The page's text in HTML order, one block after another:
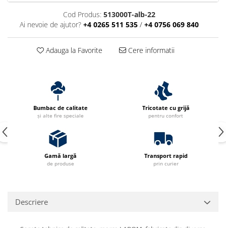
Cod Produs: 513000T-alb-22
Ai nevoie de ajutor? +4 0265 511 535 / +4 0756 069 840
Adauga la Favorite Cere informatii
Bumbac de calitate
și alte fire speciale
Tricotate cu grijă
pentru confort
Gamă largă
de produse
Transport rapid
prin curier
Descriere